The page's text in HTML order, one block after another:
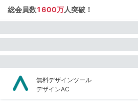
総会員数1600万人突破！
無料デザインツール
デザインAC